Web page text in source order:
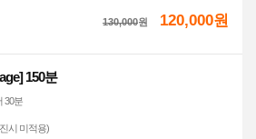
130,000원 120,000원
150분
30분
시 미적용)